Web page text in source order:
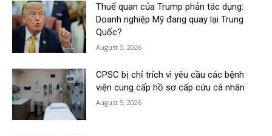
Thuế quan của Trump phản tác dụng:
Doanh nghiệp Mỹ đang quay lại Trung
Quốc?
August 5, 2026
CPSC bị chỉ trích vì yêu cầu các bệnh
viện cung cấp hồ sơ cấp cứu cá nhân
August 5, 2026